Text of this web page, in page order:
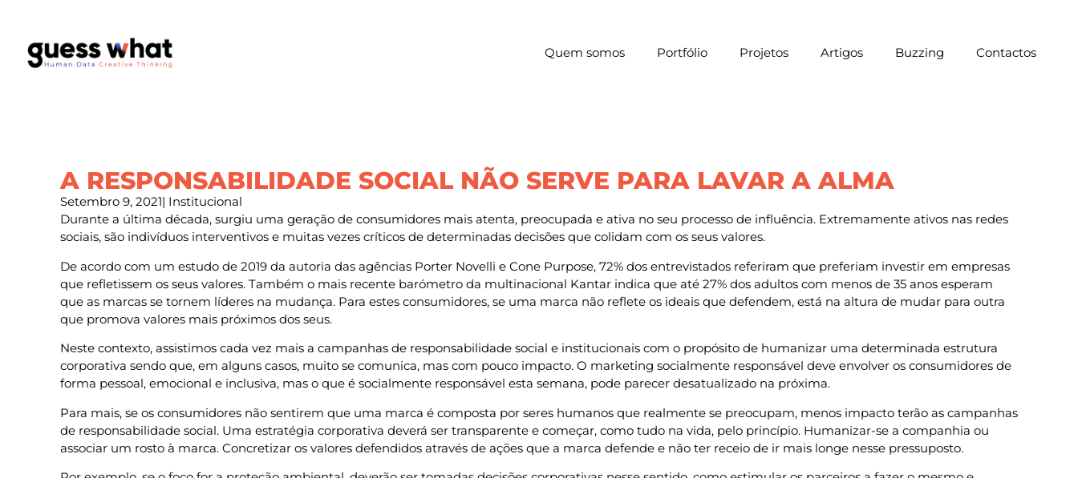
Quem somos Portfólio Projetos Artigos Buzzing Contactos
A RESPONSABILIDADE SOCIAL NÃO SERVE PARA LAVAR A ALMA
Setembro 9, 2021| Institucional
Durante a última década, surgiu uma geração de consumidores mais atenta, preocupada e ativa no seu processo de influência. Extremamente ativos nas redes
sociais, são indivíduos interventivos e muitas vezes críticos de determinadas decisões que colidam com os seus valores.
De acordo com um estudo de 2019 da autoria das agências Porter Novelli e Cone Purpose, 72% dos entrevistados referiram que preferiam investir em empresas
que refletissem os seus valores. Também o mais recente barómetro da multinacional Kantar indica que até 27% dos adultos com menos de 35 anos esperam
que as marcas se tornem líderes na mudança. Para estes consumidores, se uma marca não reflete os ideais que defendem, está na altura de mudar para outra
que promova valores mais próximos dos seus.
Neste contexto, assistimos cada vez mais a campanhas de responsabilidade social e institucionais com o propósito de humanizar uma determinada estrutura
corporativa sendo que, em alguns casos, muito se comunica, mas com pouco impacto. O marketing socialmente responsável deve envolver os consumidores de
forma pessoal, emocional e inclusiva, mas o que é socialmente responsável esta semana, pode parecer desatualizado na próxima.
Para mais, se os consumidores não sentirem que uma marca é composta por seres humanos que realmente se preocupam, menos impacto terão as campanhas
de responsabilidade social. Uma estratégia corporativa deverá ser transparente e começar, como tudo na vida, pelo princípio. Humanizar-se a companhia ou
associar um rosto à marca. Concretizar os valores defendidos através de ações que a marca defende e não ter receio de ir mais longe nesse pressuposto.